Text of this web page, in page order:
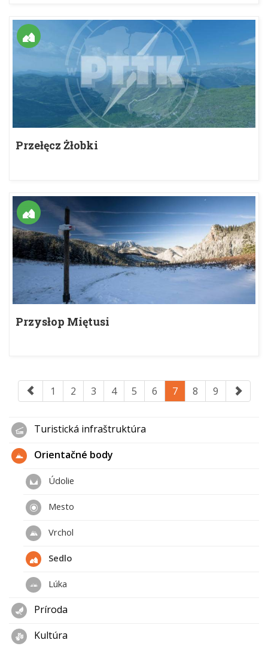
Przełęcz Żłobki
Przysłop Miętusi
1 2 3 4 5 6 7 8 9
Turistická infraštruktúra
Orientačné body
Údolie
Mesto
Vrchol
Sedlo
Lúka
Príroda
Kultúra